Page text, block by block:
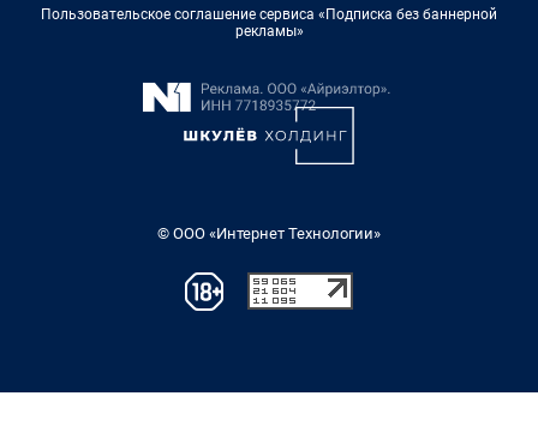
Пользовательское соглашение сервиса «Подписка без баннерной
рекламы»
© ООО «Интернет Технологии»